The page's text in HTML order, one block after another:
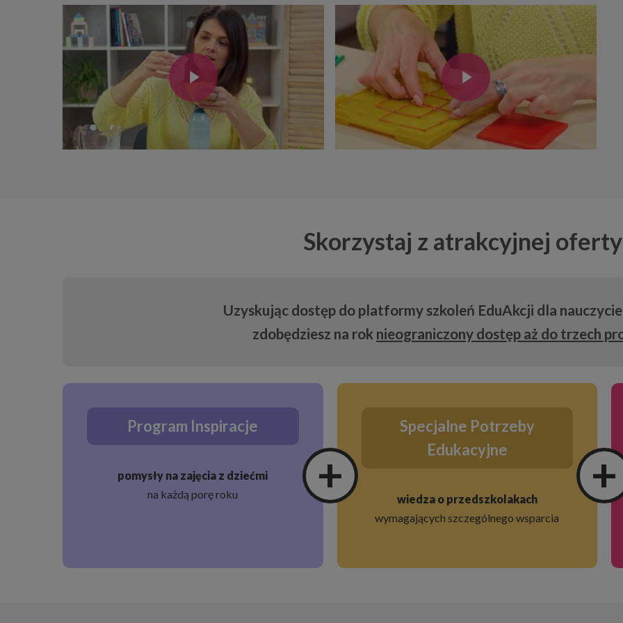
Play Video
Play Video
Play Video
Play Video
Skorzystaj z atrakcyjnej
Uzyskując dostęp do platformy szkoleń EduAkcji dla
zdobędziesz na rok nieograniczony dostęp aż do trzech
Program Inspiracje
pomysły na zajęcia z dziećmi
na każdą porę roku
+
Specjalne Potrzeby
Edukacyjne
wiedza o przedszkolakach
wymagających szczególnego wsparcia
+